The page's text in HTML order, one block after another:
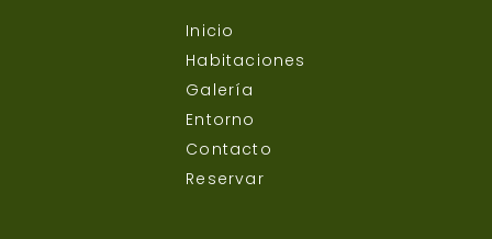
Inicio
Habitaciones
Galería
Entorno
Contacto
Reservar